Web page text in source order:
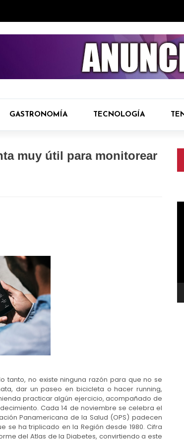
GASTRONOMÍA TECNOLOGÍA
muy útil para monitorear
tanto, no existe ninguna razón para que no se
dar un paseo en bicicleta o hacer running,
practicar algún ejercicio, acompañado de
Cada 14 de noviembre se celebra el
Panamericana de la Salud (OPS) padecen
se ha triplicado en la Región desde 1980. Cifra
del Atlas de la Diabetes, convirtiendo a este